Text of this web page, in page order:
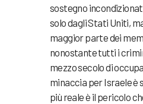
sostegno
solo dagli Stati Uniti,
maggior parte dei
nonostante tutti i
mezzo secolo di
minaccia per Israele è
più reale è il pericolo